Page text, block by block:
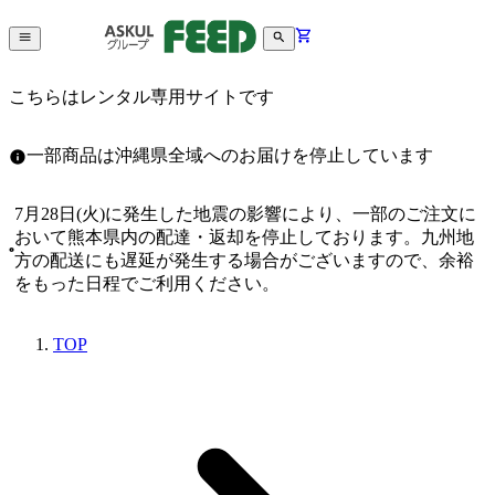
こちらはレンタル専用サイトです
一部商品は沖縄県全域へのお届けを停止しています
7月28日(火)に発生した地震の影響により、一部のご注文に
おいて熊本県内の配達・返却を停止しております。九州地
方の配送にも遅延が発生する場合がございますので、余裕
をもった日程でご利用ください。
TOP